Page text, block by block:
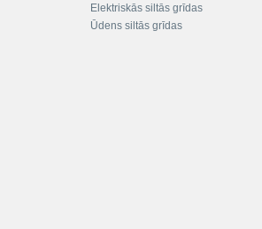
Elektriskās siltās grīdas
Ūdens siltās grīdas